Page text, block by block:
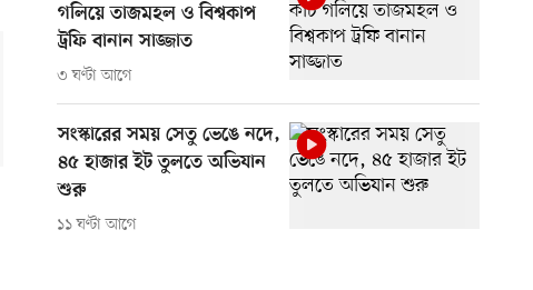
গলিয়ে তাজমহল ও বিশ্বকাপ
ট্রফি বানান সাজ্জাত
৩ ঘণ্টা আগে
সংস্কারের সময় সেতু ভেঙে নদে,
৪৫ হাজার ইট তুলতে অভিযান
শুরু
১১ ঘণ্টা আগে